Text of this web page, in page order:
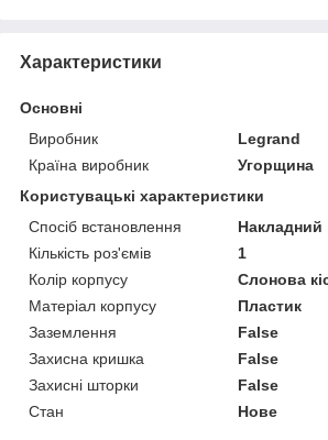
Характеристики
Основні
Виробник
Legrand
Країна виробник
Угорщина
Користувацькі характеристики
Спосіб встановлення
Накладний
Кількість роз'ємів
1
Колір корпусу
Слонова
Матеріал корпусу
Пластик
Заземлення
False
Захисна кришка
False
Захисні шторки
False
Стан
Нове